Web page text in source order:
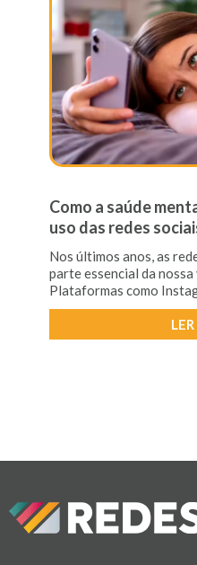
Como a saúde
uso das redes
Nos últimos anos, as
parte essencial da
Plataformas como
Twitter) e TikTok